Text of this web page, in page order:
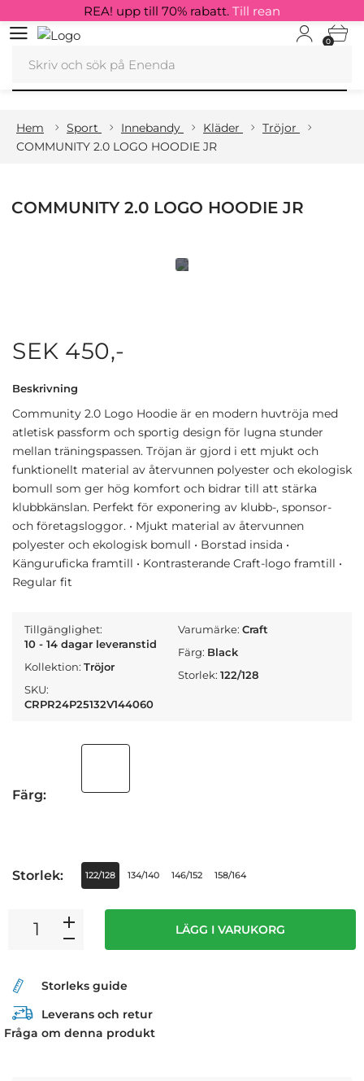
0
REA! upp till 70% rabatt. Till rean
Hem Sport Innebandy Kläder
Tröjor
COMMUNITY 2.0 LOGO HOODIE JR
COMMUNITY 2.0 LOGO HOODIE JR
SEK 450,-
Beskrivning
Community 2.0 Logo Hoodie är en modern huvtröja med
atletisk passform och sportig design för lugna stunder
mellan träningspassen. Tröjan är gjord i ett mjukt och
funktionellt material av återvunnen polyester och ekologisk
bomull som ger hög komfort och bidrar till att stärka
klubbkänslan. Perfekt för exponering av klubb-, sponsor-
och företagsloggor. • Mjukt material av återvunnen
polyester och ekologisk bomull • Borstad insida •
Känguruficka framtill • Kontrasterande Craft-logo framtill •
Regular fit
Tillgänglighet:
10 - 14 dagar leveranstid
Kollektion: Tröjor
SKU:
CRPR24P25132V144060
Varumärke:Craft
Färg: Black
Storlek:122/128
Färg:
Storlek: 122/128 134/140 146/152 158/164
LÄGG I VARUKORG
Storleks guide
Leverans och retur
Fråga om denna produkt